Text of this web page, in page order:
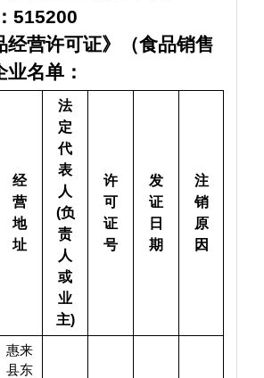
经营许可证》（食品销售
名单：
经
营
地
址
法
定
代
表
人
(负
责
人
或
业
主)
许
可
证
号
发
证
日
期
注
销
原
因
惠来
县东